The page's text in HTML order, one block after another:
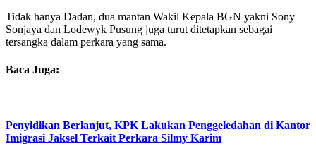
Tidak hanya Dadan, dua mantan Wakil Kepala BGN yakni Sony
Sonjaya dan Lodewyk Pusung juga turut ditetapkan sebagai
tersangka dalam perkara yang sama.
Baca Juga:
Penyidikan Berlanjut, KPK Lakukan Penggeledahan di Kantor
Imigrasi Jaksel Terkait Perkara Silmy Karim